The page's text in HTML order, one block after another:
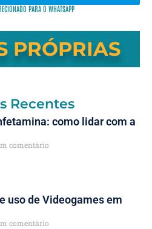
PARA O WHATSAPP
PRÓPRIAS
Recentes
como lidar com a
comentário
uso de Videogames em
comentário